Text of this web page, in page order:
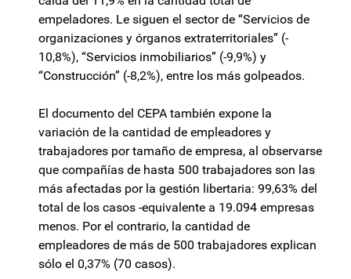
empeladores. Le siguen el sector de “Servicios de
organizaciones y órganos extraterritoriales” (-
10,8%), “Servicios inmobiliarios” (-9,9%) y
“Construcción” (-8,2%), entre los más golpeados.
El documento del CEPA también expone la
variación de la cantidad de empleadores y
trabajadores por tamaño de empresa, al observarse
que compañías de hasta 500 trabajadores son las
más afectadas por la gestión libertaria: 99,63% del
total de los casos -equivalente a 19.094 empresas
menos. Por el contrario, la cantidad de
empleadores de más de 500 trabajadores explican
sólo el 0,37% (70 casos).